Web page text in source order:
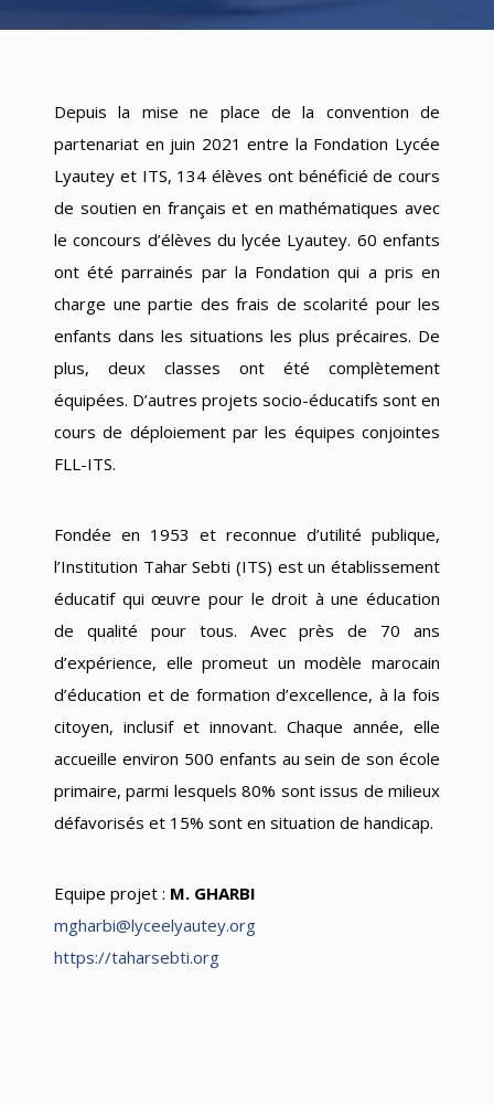
Depuis la mise ne place de la convention de
partenariat en juin 2021 entre la Fondation Lycée
Lyautey et ITS, 134 élèves ont bénéficié de cours
de soutien en français et en mathématiques avec
le concours d’élèves du lycée Lyautey. 60 enfants
ont été parrainés par la Fondation qui a pris en
charge une partie des frais de scolarité pour les
enfants dans les situations les plus précaires. De
plus, deux classes ont été complètement
équipées. D’autres projets socio-éducatifs sont en
cours de déploiement par les équipes conjointes
FLL-ITS.
Fondée en 1953 et reconnue d’utilité publique,
l’Institution Tahar Sebti (ITS) est un établissement
éducatif qui œuvre pour le droit à une éducation
de qualité pour tous. Avec près de 70 ans
d’expérience, elle promeut un modèle marocain
d’éducation et de formation d’excellence, à la fois
citoyen, inclusif et innovant. Chaque année, elle
accueille environ 500 enfants au sein de son école
primaire, parmi lesquels 80% sont issus de milieux
défavorisés et 15% sont en situation de handicap.
Equipe projet : M. GHARBI
mgharbi@lyceelyautey.org
https://taharsebti.org